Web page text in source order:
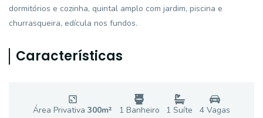
dormitórios e cozinha, quintal amplo com jardim, piscina e
churrasqueira, edícula nos fundos.
Características
Área Privativa300m² 1 Banheiro 1 Suíte 4Vagas